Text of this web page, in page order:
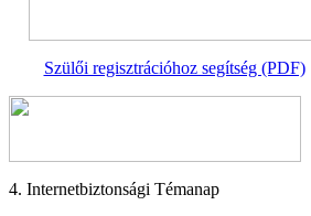
Szülői regisztrációhoz segítség (PDF)
4. Internetbiztonsági Témanap